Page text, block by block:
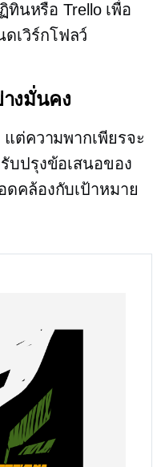
ทินหรือ Trello เพื่อ
เวิร์กโฟลว์
งมั่นคง
ต่ความพากเพียรจะ
บปรุงข้อเสนอของ
คล้องกับเป้าหมาย